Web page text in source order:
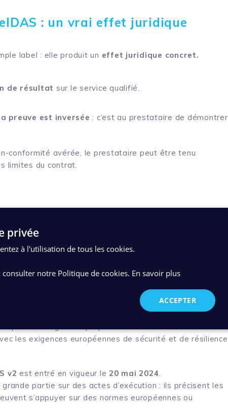
: un vrai effet juridique
label : elle produit un effet juridique concret.
de résultat sur le service qualifié.
preuve est inversée : c’est au prestataire de démontrer
conformité avérée, le prestataire peut être tenu
limites du contrat.
des services de confiance
consiste à imposer un
EN 319 401, qui définit des exigences de sécurité et de
de services de confiance (qualifiés ou non),
audit réalisé par des organismes indépendants.
et plus exigeant qu’une démarche ISO 27001
les exigences européennes de sécurité et de résilience
v2 est entré en vigueur le20 mai 2024.
partie sur des actes d’exécution : ils précisent les
s’appuyer sur des normes européennes ou
privée
à l'utilisation de tous les cookies.
notre Politique de cookies. En savoir plus
ACCEPTER